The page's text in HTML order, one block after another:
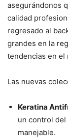
asegurándonos
calidad
regresado al
grandes en la
tendencias en el
Las nuevas
Keratina
un control del
manejable.